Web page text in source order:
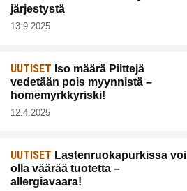
järjestystä
13.9.2025
UUTISET Iso määrä Pilttejä
vedetään pois myynnistä –
homemyrkkyriski!
12.4.2025
UUTISET Lastenruokapurkissa voi
olla väärää tuotetta –
allergiavaara!